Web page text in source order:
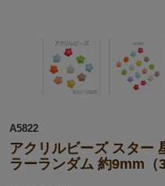
A5822
アクリルビーズ スター
ラーランダム 約9mm（